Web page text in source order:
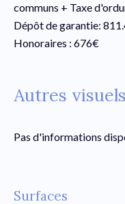
communs + Taxe
Dépôt de garantie:
Honoraires : 676€
Autres visuels
Pas d'informations
Surfaces